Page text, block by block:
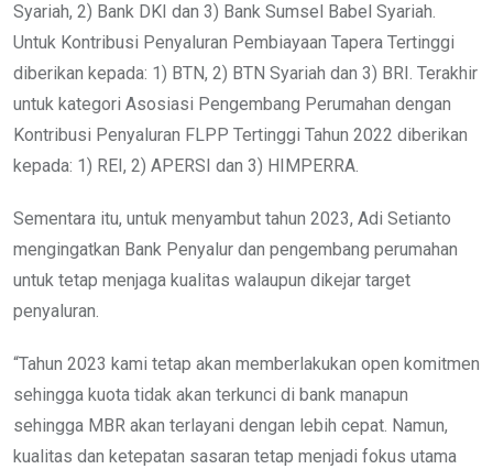
Syariah, 2) Bank DKI dan 3) Bank Sumsel Babel Syariah.
Untuk Kontribusi Penyaluran Pembiayaan Tapera Tertinggi
diberikan kepada: 1) BTN, 2) BTN Syariah dan 3) BRI. Terakhir
untuk kategori Asosiasi Pengembang Perumahan dengan
Kontribusi Penyaluran FLPP Tertinggi Tahun 2022 diberikan
kepada: 1) REI, 2) APERSI dan 3) HIMPERRA.
Sementara itu, untuk menyambut tahun 2023, Adi Setianto
mengingatkan Bank Penyalur dan pengembang perumahan
untuk tetap menjaga kualitas walaupun dikejar target
penyaluran.
“Tahun 2023 kami tetap akan memberlakukan open komitmen
sehingga kuota tidak akan terkunci di bank manapun
sehingga MBR akan terlayani dengan lebih cepat. Namun,
kualitas dan ketepatan sasaran tetap menjadi fokus utama